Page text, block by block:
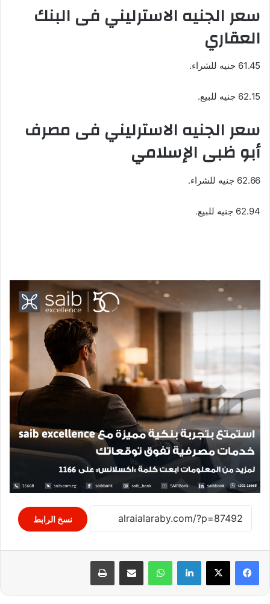
سعر الجنيه الاسترليني فى البنك
العقاري
61.45 جنيه للشراء.
62.15 جنيه للبيع.
سعر الجنيه الاسترليني فى مصرف
أبو ظبى الإسلامي
62.66 جنيه للشراء.
62.94 جنيه للبيع.
نسخ الرابط
لينكدإن واتساب مشاركة عبر البريد طباعة